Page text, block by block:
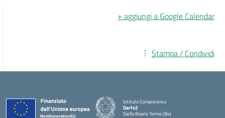
+ aggiungi a Google Calendar
Stampa / Condividi
Istituto Comprensivo
Darfo2
Darfo Boario Terme (Bs)